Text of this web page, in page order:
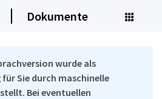
Dokumente
wurde als
Sie durch maschinelle
Bei eventuellen